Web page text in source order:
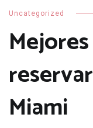
Uncategorized
Miami